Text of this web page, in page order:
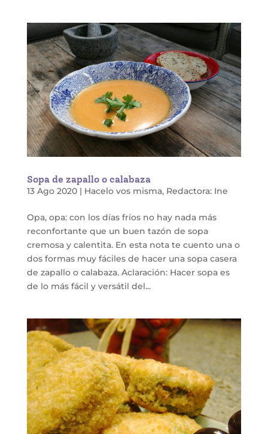
Sopa de zapallo o calabaza
13 Ago 2020| Hacelo vos misma, Redactora: Ine
Opa, opa: con los días fríos no hay nada más
reconfortante que un buen tazón de sopa
cremosa y calentita. En esta nota te cuento una o
dos formas muy fáciles de hacer una sopa casera
de zapallo o calabaza. Aclaración: Hacer sopa es
de lo más fácil y versátil del...